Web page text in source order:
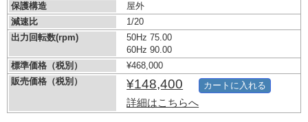
保護構造
屋外
減速比
1/20
出力回転数(rpm)
50Hz 75.00
60Hz 90.00
標準価格（税別）
¥468,000
販売価格（税別）
¥148,400
詳細はこちらへ
カートに入れる